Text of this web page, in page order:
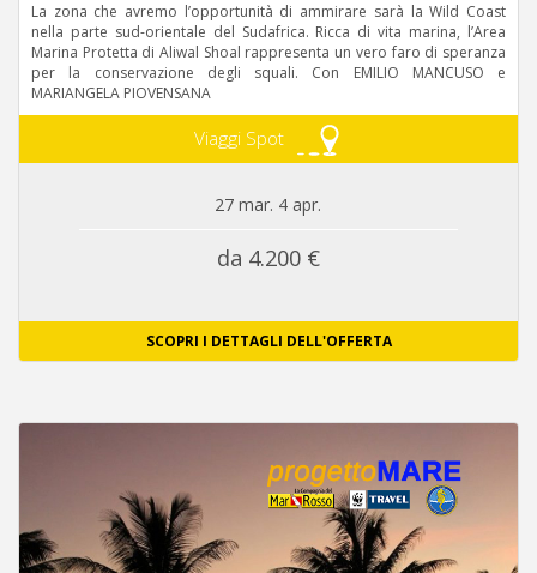
La zona che avremo l’opportunità di ammirare sarà la Wild Coast
nella parte sud-orientale del Sudafrica. Ricca di vita marina, l’Area
Marina Protetta di Aliwal Shoal rappresenta un vero faro di speranza
per la conservazione degli squali. Con EMILIO MANCUSO e
MARIANGELA PIOVENSANA
Viaggi Spot
27 mar. 4 apr.
da 4.200 €
SCOPRI I DETTAGLI DELL'OFFERTA